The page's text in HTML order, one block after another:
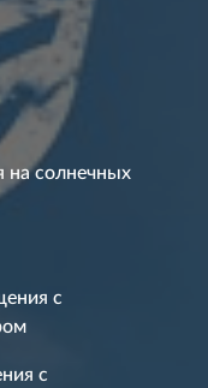
на солнечных
с
с